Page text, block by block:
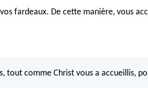
fardeaux. De cette manière, vous
tout comme Christ vous a accueillis,